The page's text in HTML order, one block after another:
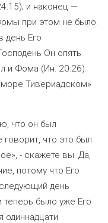
и наконец —
при этом не было.
день Его
Он опять
и Фома (Ин. 20:26).
Тивериадском»
что он был
что это был
- скажете вы. Да,
потому что Его
день
было уже Его